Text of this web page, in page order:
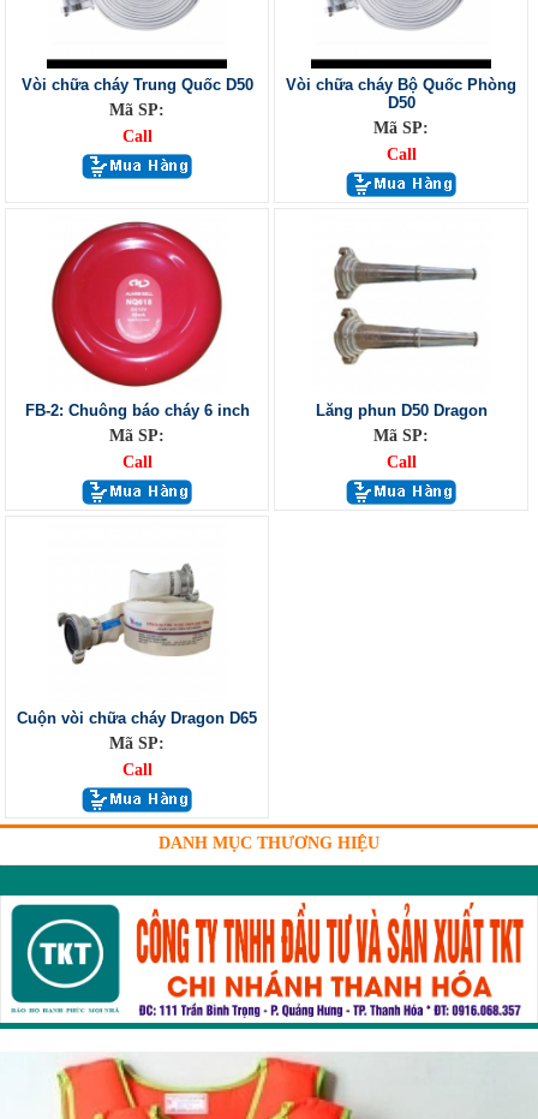
Vòi chữa cháy Trung Quốc D50
Mã SP:
Call
Vòi chữa cháy Bộ Quốc Phòng
D50
Mã SP:
Call
FB-2: Chuông báo cháy 6 inch
Mã SP:
Call
Lăng phun D50 Dragon
Mã SP:
Call
Cuộn vòi chữa cháy Dragon D65
Mã SP:
Call
DANH MỤC THƯƠNG HIỆU